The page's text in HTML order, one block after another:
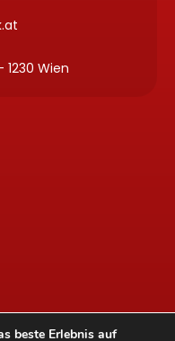
1230 Wien
beste Erlebnis auf